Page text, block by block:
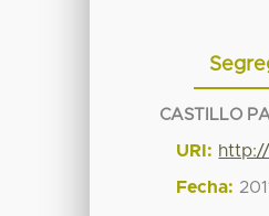
CASTILLO
URI:
Fecha: